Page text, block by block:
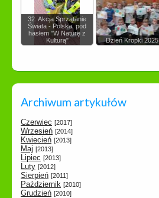
32. Akcja Sprzątanie
Świata - Polska, pod
hasłem "W Naturę z
Kulturą"
Dzień Kropki 2025
Archiwum artykułów
Czerwiec [2017]
Wrzesień [2014]
Kwiecień [2013]
Maj [2013]
Lipiec [2013]
Luty [2012]
Sierpień [2011]
Październik [2010]
Grudzień [2010]